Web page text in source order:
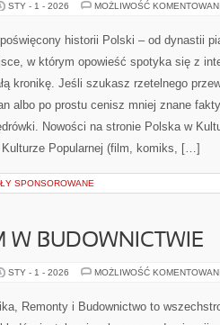
STY - 1 - 2026 MOŻLIWOŚĆ
historii Polski – od dynastii
w którym opowieść spotyka się z
kronikę. Jeśli szukasz rzetelnego
albo po prostu cenisz mniej znane
Nowości na stronie Polska w
Popularnej (film, komiks, […]
SPONSOROWANE
W BUDOWNICTWIE
STY - 1 - 2026 MOŻLIWOŚĆ
Remonty i Budownictwo to